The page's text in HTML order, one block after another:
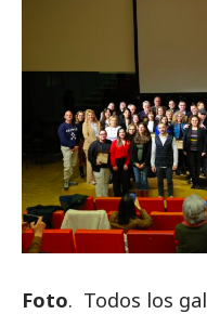
Foto. Todos los